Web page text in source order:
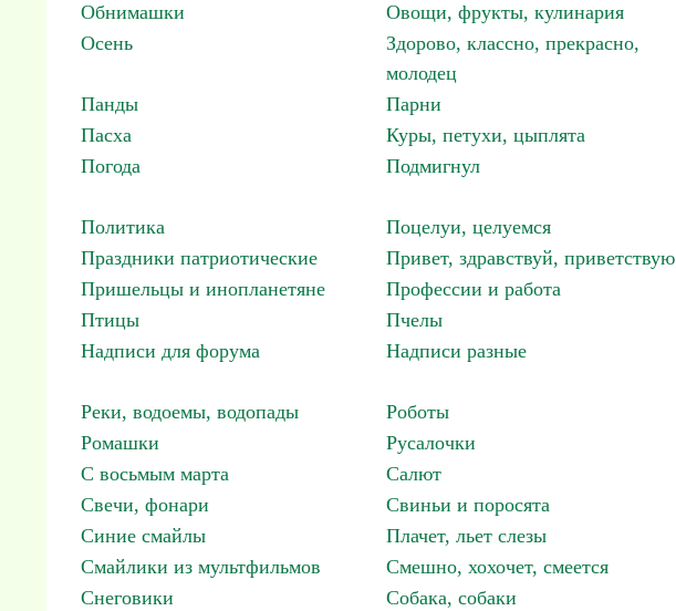
Обнимашки
Овощи, фрукты, кулинария
Осень
Здорово, классно, прекрасно,
молодец
Панды Парни
Пасха
Куры, петухи, цыплята
Погода
Подмигнул
Политика
Поцелуи, целуемся
Праздники патриотические
Привет, здравствуй, приветствую
Пришельцы и инопланетяне
Профессии и работа
Птицы
Пчелы
Надписи для форума
Надписи разные
Реки, водоемы, водопады
Роботы
Ромашки
Русалочки
С восьмым марта
Салют
Свечи, фонари
Свиньи и поросята
Синие смайлы
Плачет, льет слезы
Смайлики из мультфильмов
Смешно, хохочет, смеется
Снеговики
Собака, собаки